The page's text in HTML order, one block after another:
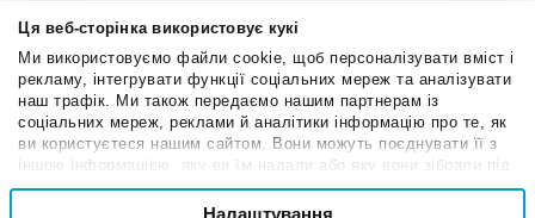
Ця веб-сторінка використовує кукі
Ми використовуємо файли cookie, щоб персоналізувати вміст і
рекламу, інтегрувати функції соціальних мереж та аналізувати
наш трафік. Ми також передаємо нашим партнерам із
соціальних мереж, реклами й аналітики інформацію про те, як
ви користуєтеся нашим сайтом. Вони можуть поєднувати її з
іншою інформацією, яку ви їм надали або яку вони зібрали під
час вашого користування їхніми службами.
Вибір
Налаштування
Правила користування
Політика Cookies
Безпека SendPulse
Політика конфіденційності
© 2015 - 2026. ТОВ «СендПульс». Всі права захищені